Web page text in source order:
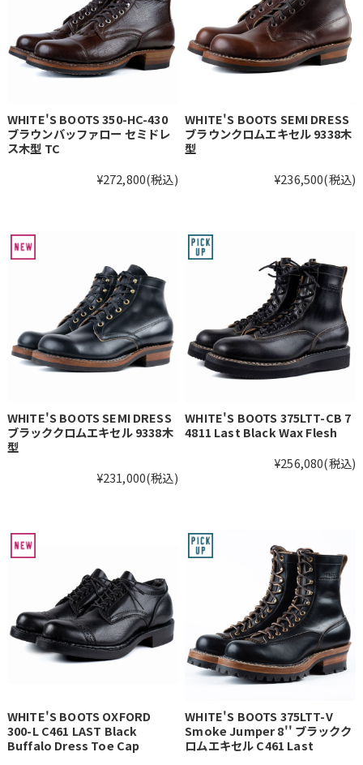
WHITE'S BOOTS 350-HC-430
ブラウンバッファロー セミドレ
ス木型 TC
¥272,800(税込)
WHITE'S BOOTS SEMI DRESS
ブラウンクロムエキセル 9338木
型
¥236,500(税込)
WHITE'S BOOTS SEMI DRESS
ブラッククロムエキセル 9338木
型
¥231,000(税込)
WHITE'S BOOTS 375LTT-CB 7
4811 Last Black Wax Flesh
¥256,080(税込)
WHITE'S BOOTS OXFORD
300-L C461 LAST Black
Buffalo Dress Toe Cap
WHITE'S BOOTS 375LTT-V
Smoke Jumper 8'' ブラックク
ロムエキセル C461 Last